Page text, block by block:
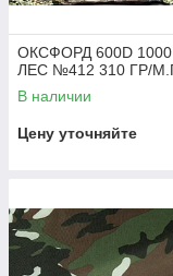
ОКСФОРД 600D 1000
ЛЕС №412 310 ГР/
В наличии
Цену уточняйте